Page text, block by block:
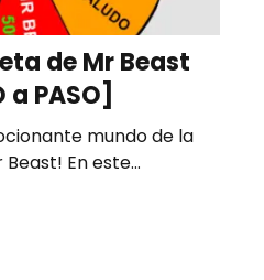
de Mr Beast
a PASO]
mundo de la
Beast! En este…